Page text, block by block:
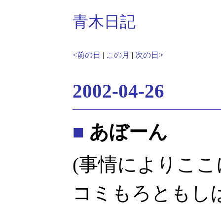
青木日記
<前の日 | この月 | 次の日>
2002-04-26
■ あぼーん
(事情によりこ
コミもろともし